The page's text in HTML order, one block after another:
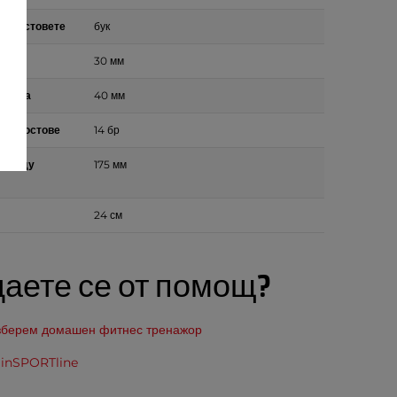
брустовете бук
30 мм
дяла 40 мм
лостове 14 бр
между
175 мм
24 см
се от помощ?
домашен фитнес тренажор